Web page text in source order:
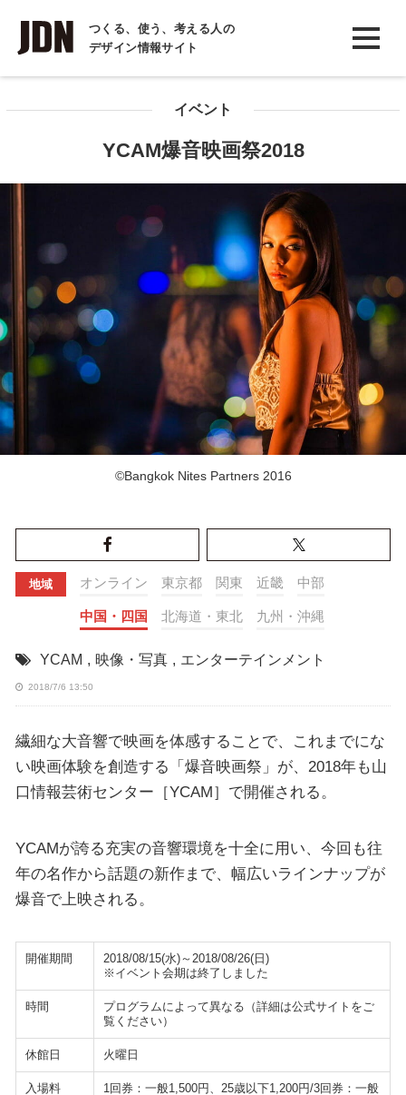
つくる、使う、考える人の
デザイン情報サイト
INTERVIEW
インタビュー
イベント
YCAM爆音映画祭2018
©Bangkok Nites Partners 2016
地域 オンライン 東京都 関東 近畿 中部
中国・四国 北海道・東北 九州・沖縄
YCAM , 映像・写真 , エンターテインメント
2018/7/6 13:50
繊細な大音響で映画を体感することで、これまでにな
い映画体験を創造する「爆音映画祭」が、2018年も山
口情報芸術センター［YCAM］で開催される。
YCAMが誇る充実の音響環境を十全に用い、今回も往
年の名作から話題の新作まで、幅広いラインナップが
爆音で上映される。
開催期間
2018/08/15(水)～2018/08/26(日)
※イベント会期は終了しました
時間
プログラムによって異なる（詳細は公式サイトをご
覧ください）
休館日 火曜日
入場料
1回券：一般1,500円、25歳以下1,200円/3回券：一般